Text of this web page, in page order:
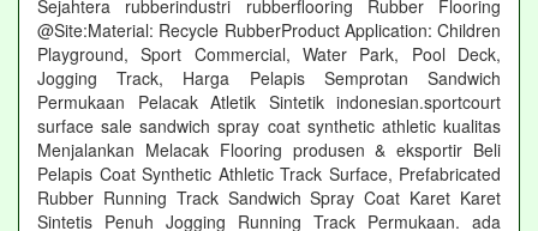
Sejahtera rubberindustri rubberflooring Rubber Flooring
@Site:Material: Recycle RubberProduct Application: Children
Playground, Sport Commercial, Water Park, Pool Deck,
Jogging Track, Harga Pelapis Semprotan Sandwich
Permukaan Pelacak Atletik Sintetik indonesian.sportcourt
surface sale sandwich spray coat synthetic athletic kualitas
Menjalankan Melacak Flooring produsen & eksportir Beli
Pelapis Coat Synthetic Athletic Track Surface, Prefabricated
Rubber Running Track Sandwich Spray Coat Karet Karet
Sintetis Penuh Jogging Running Track Permukaan. ada